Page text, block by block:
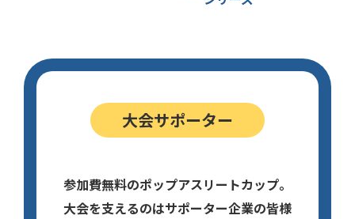
大会サポーター
参加費無料のポップアスリートカップ。
大会を支えるのはサポーター企業の皆様